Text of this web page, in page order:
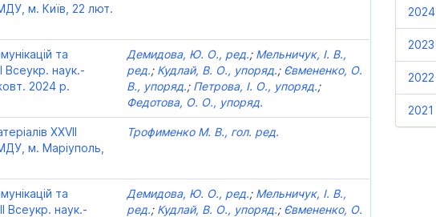
м. Київ, 22 лют.
та
Всеукр. наук.-
2024 р.
Демидова, Ю. О., ред.; Мельничук, І. В.,
ред.; Кудлай, В. О., упоряд.; Євмененко, О.
В., упоряд.; Петрова, І. О., упоряд.;
Федотова, О. О., упоряд.
XXVІІ
м. Маріуполь,
Трофименко М. В., гол. ред.
та
Всеукр. наук.-
Демидова, Ю. О., ред.; Мельничук, І. В.,
ред.; Кудлай, В. О., упоряд.; Євмененко, О.
2024
2023
2022
2021